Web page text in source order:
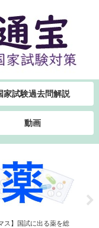
家試験過去問解説
動画
ス】国試に出る薬を総